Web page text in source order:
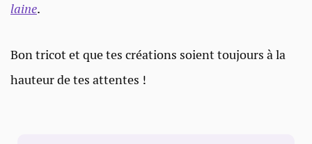
laine.
Bon tricot et que tes créations soient toujours à la
hauteur de tes attentes !